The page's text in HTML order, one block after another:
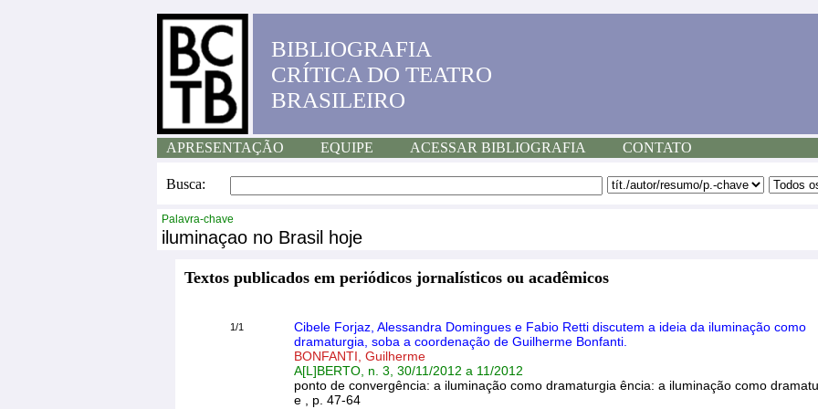
BIBLIOGRAFIA
CRÍTICA DO TEATRO
BRASILEIRO
APRESENTAÇÃO EQUIPE ACESSAR BIBLIOGRAFIA CONTATO
Busca:
Palavra-chave
iluminaçao no Brasil hoje
Textos publicados em periódicos jornalísticos ou acadêmicos
1/1
Cibele Forjaz, Alessandra Domingues e Fabio Retti discutem a ideia da iluminação como
dramaturgia, soba a coordenação de Guilherme Bonfanti.
BONFANTI, Guilherme
A[L]BERTO, n. 3, 30/11/2012 a 11/2012
ponto de convergência: a iluminação como dramaturgia ência: a iluminação como
e , p. 47-64